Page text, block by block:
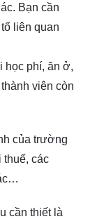
Bạn cần
liên quan
học phí, ăn ở,
viên còn
của trường
thuế, các
cần thiết là